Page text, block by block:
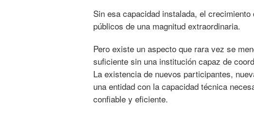
Sin esa capacidad instalada, el
públicos de una magnitud extraordinaria.
Pero existe un aspecto que rara vez se
suficiente sin una institución capaz de
La existencia de nuevos participantes,
una entidad con la capacidad técnica
confiable y eficiente.